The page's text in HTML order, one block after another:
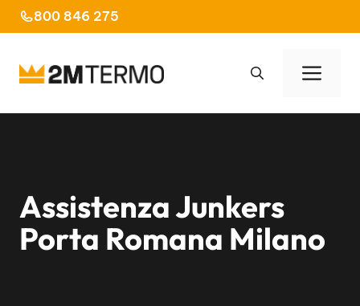
al
800 846 275
Assistenza Junkers
Porta Romana Milano